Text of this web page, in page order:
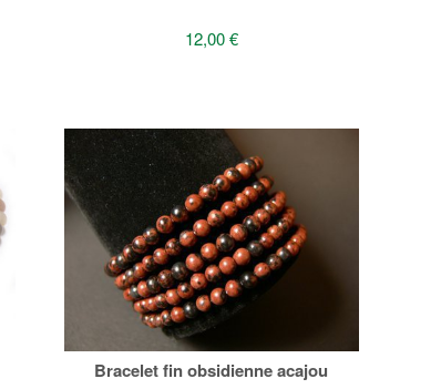
12,00 €
Bracelet fin obsidienne acajou